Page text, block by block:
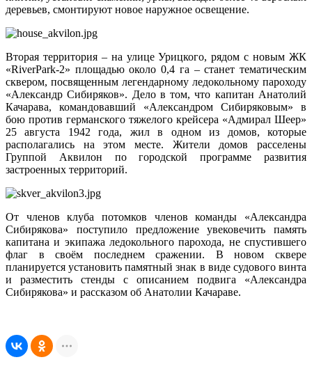
деревьев, смонтируют новое наружное освещение.
Вторая территория – на улице Урицкого, рядом с новым ЖК
«RiverPark‑2» площадью около 0,4 га – станет тематическим
сквером, посвященным легендарному ледокольному пароходу
«Александр Сибиряков». Дело в том, что капитан Анатолий
Качарава, командовавший «Александром Сибиряковым» в
бою против германского тяжелого крейсера «Адмирал Шеер»
25 августа 1942 года, жил в одном из домов, которые
располагались на этом месте. Жители домов расселены
Группой Аквилон по городской программе развития
застроенных территорий.
От членов клуба потомков членов команды «Александра
Сибирякова» поступило предложение увековечить память
капитана и экипажа ледокольного парохода, не спустившего
флаг в своём последнем сражении. В новом сквере
планируется установить памятный знак в виде судового винта
и разместить стенды с описанием подвига «Александра
Сибирякова» и рассказом об Анатолии Качараве.